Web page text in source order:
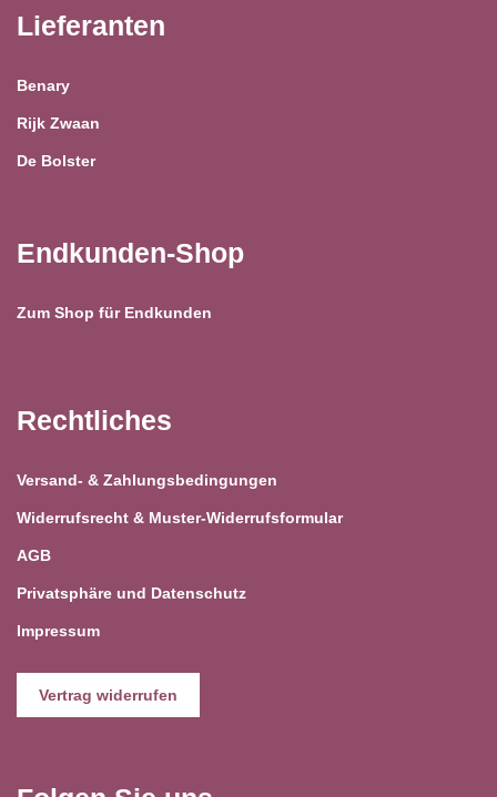
Lieferanten
Benary
Rijk Zwaan
De Bolster
Endkunden-Shop
Zum Shop für Endkunden
Rechtliches
Versand- & Zahlungsbedingungen
Widerrufsrecht & Muster-Widerrufsformular
AGB
Privatsphäre und Datenschutz
Impressum
Vertrag widerrufen